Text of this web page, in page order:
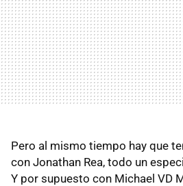
Pero al mismo tiempo hay que
con Jonathan Rea, todo un
Y por supuesto con Michael VD